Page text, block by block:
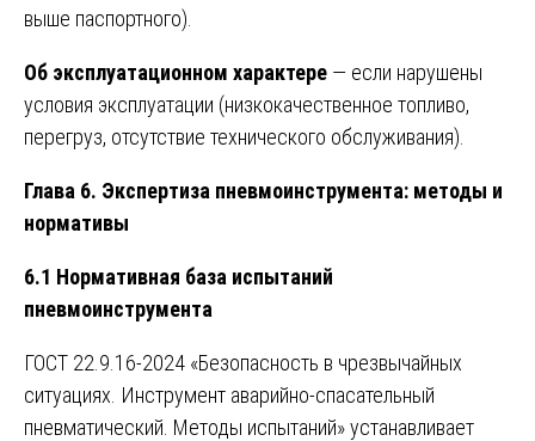
выше паспортного).
Об эксплуатационном характере — если нарушены
условия эксплуатации (низкокачественное топливо,
перегруз, отсутствие технического обслуживания).
Глава 6. Экспертиза пневмоинструмента: методы и
нормативы
6.1 Нормативная база испытаний
пневмоинструмента
ГОСТ 22.9.16-2024 «Безопасность в чрезвычайных
ситуациях. Инструмент аварийно-спасательный
пневматический. Методы испытаний» устанавливает